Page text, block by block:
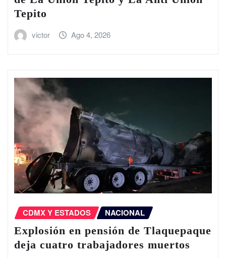
Tepito
victor Ago 4, 2026
CDMX Y ESTADOS NACIONAL
Explosión en pensión de Tlaquepaque
deja cuatro trabajadores muertos